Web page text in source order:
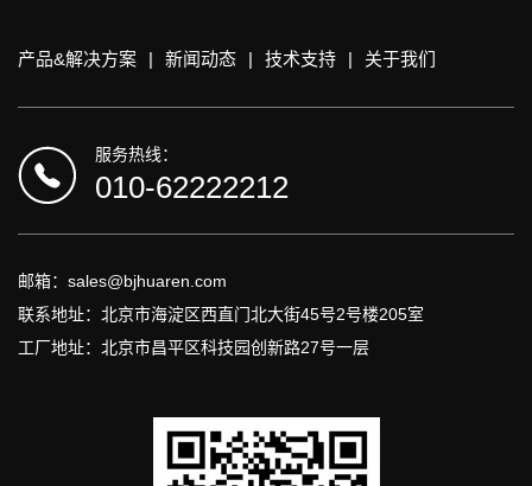
产品&解决方案 | 新闻动态 | 技术支持 | 关于我们
服务热线：
010-62222212
邮箱：sales@bjhuaren.com
联系地址：北京市海淀区西直门北大街45号2号楼205室
工厂地址：北京市昌平区科技园创新路27号一层